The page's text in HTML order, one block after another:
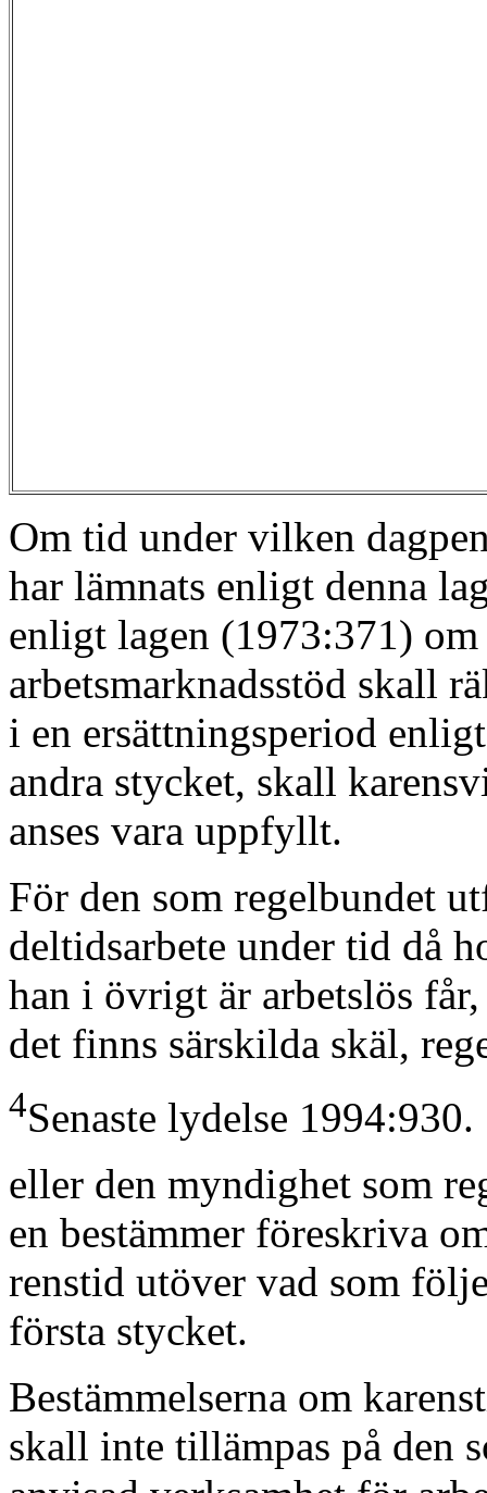
Om tid under vilken
har lämnats enligt denna
enligt lagen (1973:371)
arbetsmarknadsstöd skall
i en ersättningsperiod
andra stycket, skall
anses vara uppfyllt.
För den som regelbundet
deltidsarbete under tid då
han i övrigt är arbetslös
det finns särskilda skäl,
4Senaste lydelse 1994:930.
eller den myndighet som
en bestämmer föreskriva
renstid utöver vad som
första stycket.
Bestämmelserna om
skall inte tillämpas på den